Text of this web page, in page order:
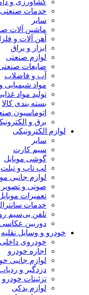
کشاورزی و
خدمات صنعتی
سایر
ماشین آلات
آهن آلات و
ابزار و یراق
لوازم صنعتی
ضایعات
آب و فاضلاب
مواد شیمیایی
تولید مواد
بسته بندی کالا
اتوماسیون
برق و
لوازم الکترونیکی
سایر
سیم کارت
گوشی موبایل
لپ تاپ و تبلت
لوازم جانبی
صوتی و
تعمیرات
خدمات
تلفن بی‌سیم
دوربین عکاسی
خودرو و وسایل نقلیه
خودروی
اجاره خودرو
لوازم جانبی
دزدگیر و
تزئینات خودرو
لوازم یدکی